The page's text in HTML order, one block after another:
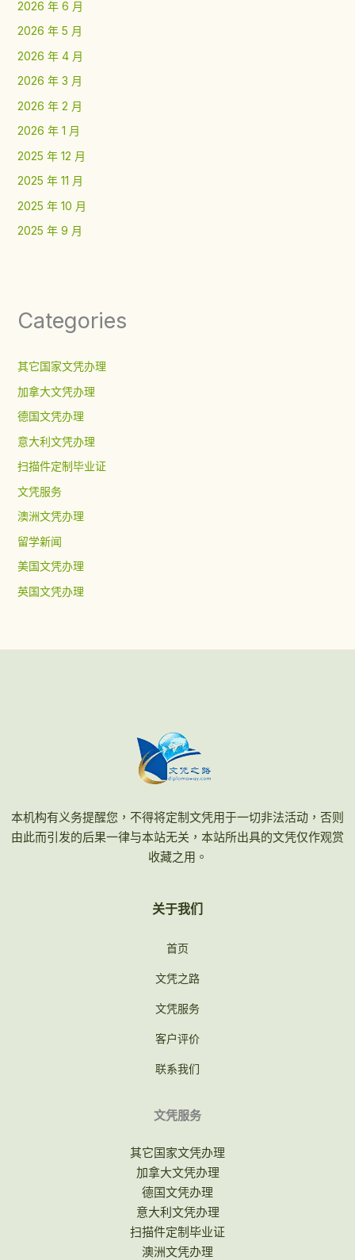
2026 年 6 月
2026 年 5 月
2026 年 4 月
2026 年 3 月
2026 年 2 月
2026 年 1 月
2025 年 12 月
2025 年 11 月
2025 年 10 月
2025 年 9 月
Categories
其它国家文凭办理
加拿大文凭办理
德国文凭办理
意大利文凭办理
扫描件定制毕业证
文凭服务
澳洲文凭办理
留学新闻
美国文凭办理
英国文凭办理
本机构有义务提醒您，不得将定制文凭用于一切非法活动，否则
由此而引发的后果一律与本站无关，本站所出具的文凭仅作观赏
收藏之用。
关于我们
首页
文凭之路
文凭服务
客户评价
联系我们
文凭服务
其它国家文凭办理
加拿大文凭办理
德国文凭办理
意大利文凭办理
扫描件定制毕业证
澳洲文凭办理